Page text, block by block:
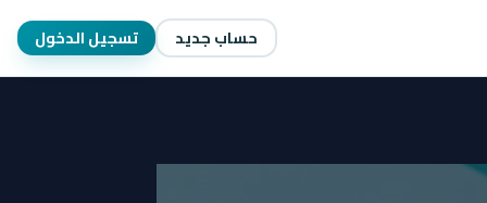
حساب جديد تسجيل الدخول